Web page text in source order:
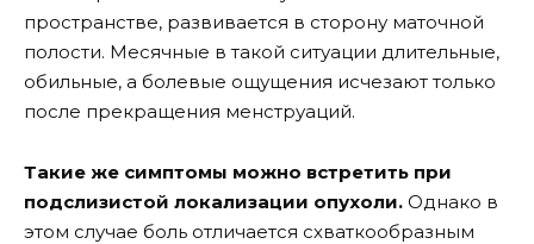
пространстве, развивается в сторону маточной
полости. Месячные в такой ситуации длительные,
обильные, а болевые ощущения исчезают только
после прекращения менструаций.
Такие же симптомы можно встретить при
подслизистой локализации опухоли. Однако в
этом случае боль отличается схваткообразным